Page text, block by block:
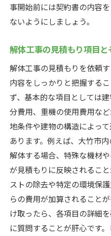
見積もりの適正価
解体工事のスケジ
県大竹市バージョン
コスト削減のため
広島県大竹市での
見積もり交渉のポ
複数の見積もりを
無駄な費用を省く
広島県大竹市の解
事開始前には契約書の内容
ないようにしましょう。
解体工事の見積もり項目と
解体工事の見積もりを依頼
内容をしっかりと把握する
ず、基本的な項目としては
分費用、重機の使用費用な
地条件や建物の構造によっ
あります。例えば、大竹市
解体する場合、特殊な機材
が見積もりに反映されるこ
ストの除去や特定の環境保
らの費用が加算されること
け取ったら、各項目の詳細
に質問することが肝心です